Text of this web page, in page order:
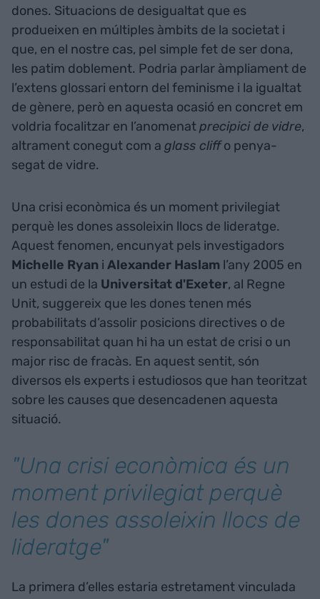
dones. Situacions de desigualtat que es
produeixen en múltiples àmbits de la societat i
que, en el nostre cas, pel simple fet de ser dona,
les patim doblement. Podria parlar àmpliament de
l’extens glossari entorn del feminisme i la igualtat
de gènere, però en aquesta ocasió en concret em
voldria focalitzar en l’anomenatprecipici de vidre,
altrament conegut com a glass cliffo penya-
segat de vidre.
Una crisi econòmica és un moment privilegiat
perquè les dones assoleixin llocs de lideratge.
Aquest fenomen, encunyat pels investigadors
Michelle Ryan i Alexander Haslam l’any 2005 en
un estudi de la Universitat d'Exeter, al Regne
Unit, suggereix que les dones tenen més
probabilitats d’assolir posicions directives o de
responsabilitat quan hi ha un estat de crisi o un
major risc de fracàs. En aquest sentit, són
diversos els experts i estudiosos que han teoritzat
sobre les causes que desencadenen aquesta
situació.
"Una crisi econòmica és un
moment privilegiat perquè
les dones assoleixin llocs de
lideratge"
La primera d’elles estaria estretament vinculada